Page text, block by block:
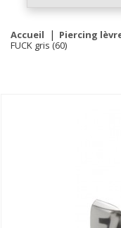
Accueil Piercing
FUCK gris (60)